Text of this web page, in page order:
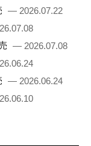
— 2026.07.22
— 2026.07.08
— 2026.06.24